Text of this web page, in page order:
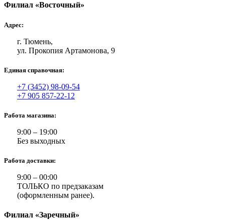
Филиал «Восточный»
Адрес:
г. Тюмень,
ул. Прокопия Артамонова, 9
Единая справочная:
+7 (3452) 98-09-54
+7 905 857-22-12
Работа магазина:
9:00 – 19:00
Без выходных
Работа доставки:
9:00 – 00:00
ТОЛЬКО по предзаказам
(оформленным ранее).
Филиал «Заречный»